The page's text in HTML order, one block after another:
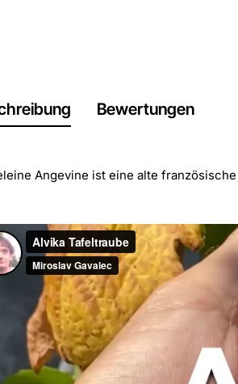
Bewertungen
Angevine ist eine alte